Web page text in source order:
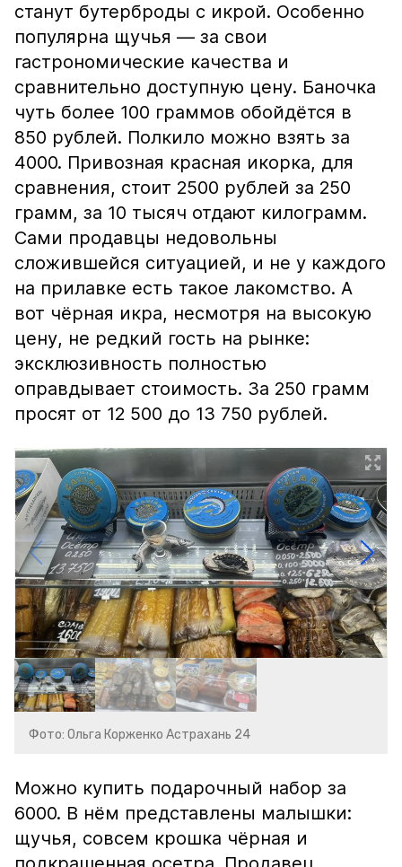
станут бутерброды с икрой. Особенно
популярна щучья — за свои
гастрономические качества и
сравнительно доступную цену. Баночка
чуть более 100 граммов обойдётся в
850 рублей. Полкило можно взять за
4000. Привозная красная икорка, для
сравнения, стоит 2500 рублей за 250
грамм, за 10 тысяч отдают килограмм.
Сами продавцы недовольны
сложившейся ситуацией, и не у каждого
на прилавке есть такое лакомство. А
вот чёрная икра, несмотря на высокую
цену, не редкий гость на рынке:
эксклюзивность полностью
оправдывает стоимость. За 250 грамм
просят от 12 500 до 13 750 рублей.
Фото: Ольга Корженко Астрахань 24
Можно купить подарочный набор за
6000. В нём представлены малышки:
щучья, совсем крошка чёрная и